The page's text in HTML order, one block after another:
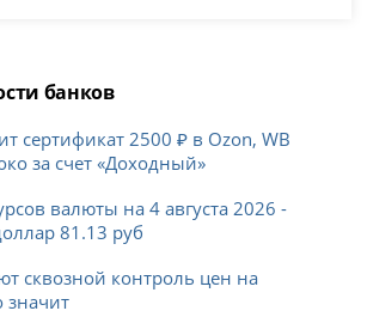
банков
сертификат 2500 ₽ в Ozon, WB
за счет «Доходный»
валюты на 4 августа 2026 -
81.13 руб
сквозной контроль цен на
значит